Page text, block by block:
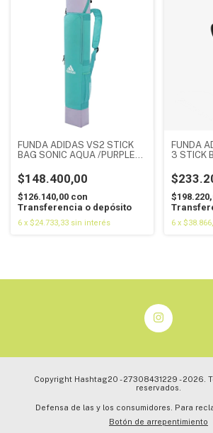
FUNDA ADIDAS VS2 STICK
BAG SONIC AQUA /PURPLE
$148.400,00
$126.140,00 con
Transferencia o depósito
6 x $24.733,33 sin interés
FUNDA
3 STICK
6 x
Copyright Hashtag20 - 27308431229 - 2026.
reservados.
Defensa de las y los consumidores. Para
Botón de arrepentimiento